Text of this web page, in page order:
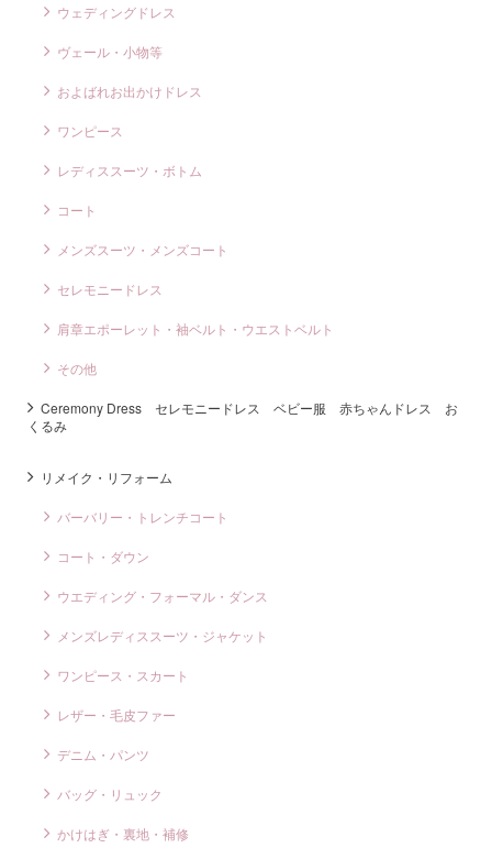
ウェディングドレス
ヴェール・小物等
およばれお出かけドレス
ワンピース
レディススーツ・ボトム
コート
メンズスーツ・メンズコート
セレモニードレス
肩章エポーレット・袖ベルト・ウエストベルト
その他
Ceremony Dress セレモニードレス ベビー服 赤ちゃんドレス お
くるみ
リメイク・リフォーム
バーバリー・トレンチコート
コート・ダウン
ウエディング・フォーマル・ダンス
メンズレディススーツ・ジャケット
ワンピース・スカート
レザー・毛皮ファー
デニム・パンツ
バッグ・リュック
かけはぎ・裏地・補修